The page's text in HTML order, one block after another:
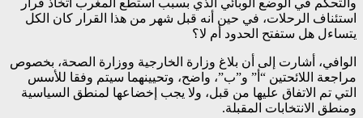
والتحكم في الوضع الوبائي الذي بسبب استطع المغرب اتخاذ قرار
استئناف الرحلات، في حين أنه قبل شهر من هذا القرار كان الكل
يتساءل هل ستفتح الحدود أم لا؟
الوافي، أشارت إلى أن بلاغ وزارة الخارجية ووزارة الصحة، بخصوص
مراجعة اللائحتين “أ” و”ب”، واضح، وتحيينهما سيتم وفقا للأسس
التي تم الاتفاق عليها من قبل، ولا يجب إخضاعها لمنطق السياسية
ومنطق الانتخابات المقبلة.